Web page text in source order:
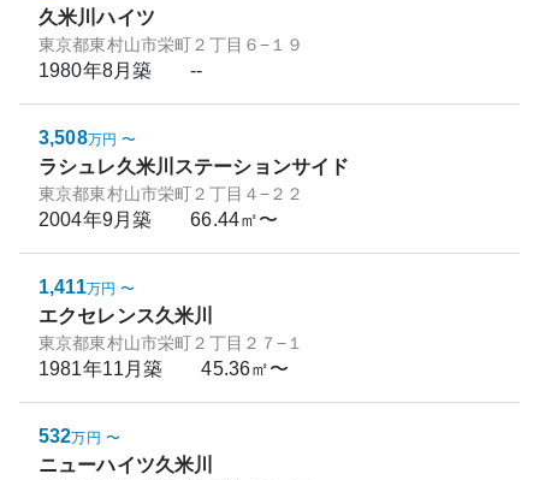
久米川ハイツ
東京都東村山市栄町２丁目６−１９
1980年8月築 --
3,508万円 〜
ラシュレ久米川ステーションサイド
東京都東村山市栄町２丁目４−２２
2004年9月築 66.44㎡〜
1,411万円 〜
エクセレンス久米川
東京都東村山市栄町２丁目２７−１
1981年11月築 45.36㎡〜
532万円 〜
ニューハイツ久米川